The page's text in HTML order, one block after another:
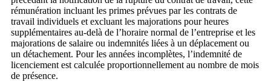
rémunération incluant les primes prévues par les contrats de
travail individuels et excluant les majorations pour heures
supplémentaires au-delà de l’horaire normal de l’entreprise et les
majorations de salaire ou indemnités liées à un déplacement ou
un détachement. Pour les années incomplètes, l’indemnité de
licenciement est calculée proportionnellement au nombre de mois
de présence.